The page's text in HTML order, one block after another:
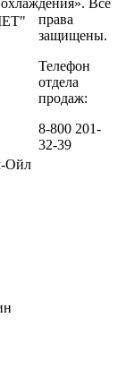
охлаждения». Все
права
защищены.
Телефон
отдела
продаж:
8-800 201-
32-39